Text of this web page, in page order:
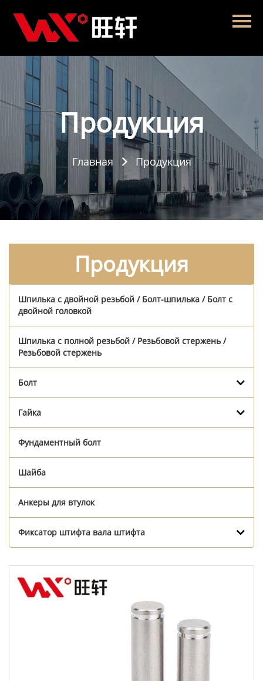
Главная
Продукция
Новости
О нас
Контакты Продукция
Главная  Продукция
Продукция
Шпилька с двойной резьбой / Болт-шпилька / Болт с
двойной головкой
Шпилька с полной резьбой / Резьбовой стержень /
Резьбовой стержень
Болт
Гайка
Фундаментный болт
Шайба
Анкеры для втулок
Фиксатор штифта вала штифта